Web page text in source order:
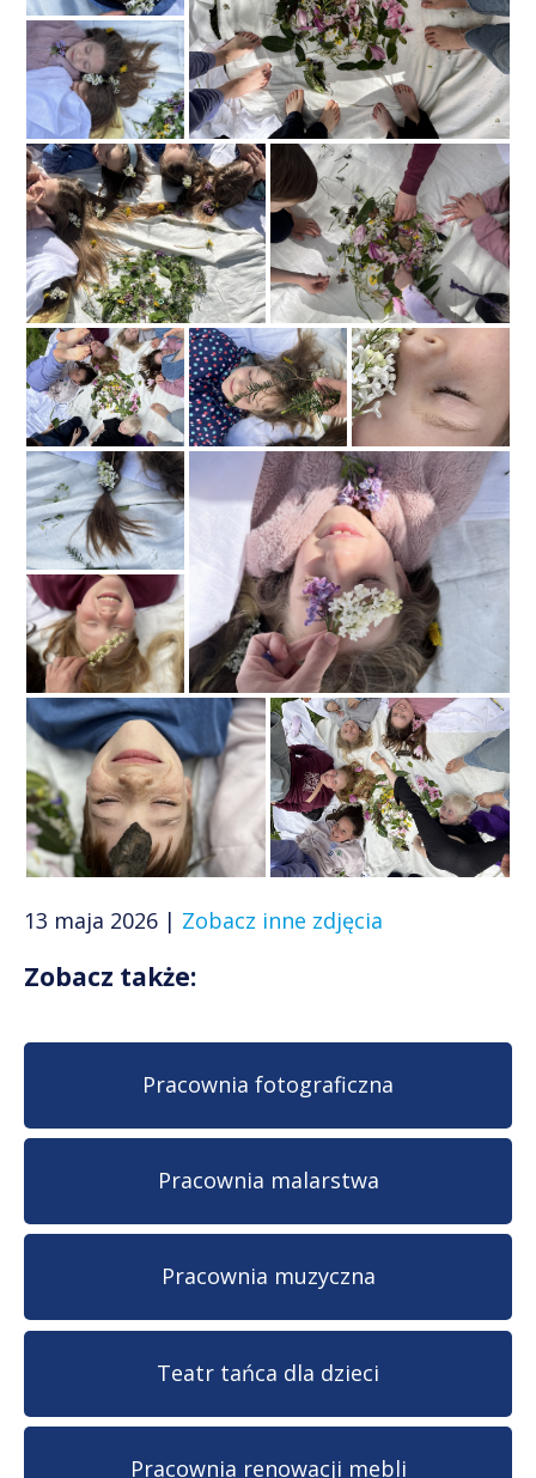
13 maja 2026 | Zobacz inne zdjęcia
Zobacz także:
Pracownia fotograficzna
Pracownia malarstwa
Pracownia muzyczna
Teatr tańca dla dzieci
Pracownia renowacji mebli